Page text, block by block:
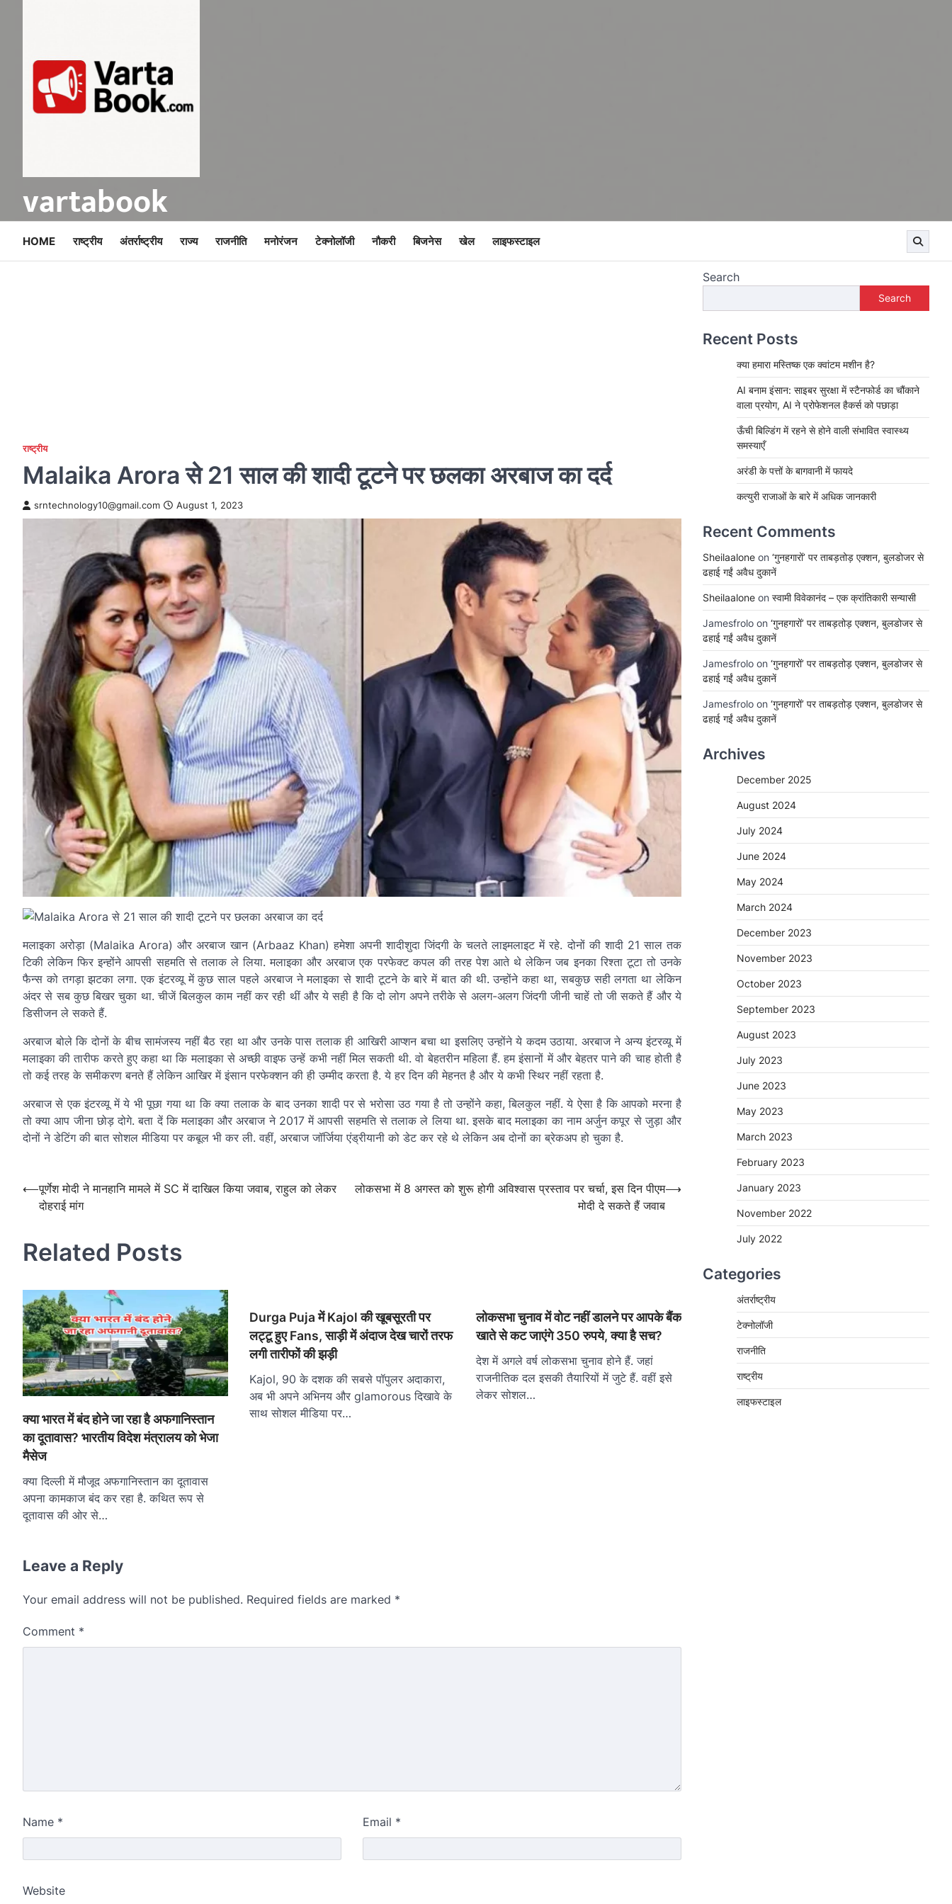
vartabook
HOME राष्ट्रीय अंतर्राष्ट्रीय राज्य राजनीति मनोरंजन टेक्नोलॉजी नौकरी बिजनेस खेल लाइफस्टाइल
राष्ट्रीय
Malaika Arora से 21 साल की शादी टूटने पर छलका अरबाज का दर्द
srntechnology10@gmail.com August 1, 2023
मलाइका अरोड़ा (Malaika Arora) और अरबाज खान (Arbaaz Khan) हमेशा अपनी शादीशुदा जिंदगी के चलते लाइमलाइट में रहे. दोनों की शादी 21 साल तक
टिकी लेकिन फिर इन्होंने आपसी सहमति से तलाक ले लिया. मलाइका और अरबाज एक परफेक्ट कपल की तरह पेश आते थे लेकिन जब इनका रिश्ता टूटा तो उनके
फैन्स को तगड़ा झटका लगा. एक इंटरव्यू में कुछ साल पहले अरबाज ने मलाइका से शादी टूटने के बारे में बात की थी. उन्होंने कहा था, सबकुछ सही लगता था लेकिन
अंदर से सब कुछ बिखर चुका था. चीजें बिलकुल काम नहीं कर रही थीं और ये सही है कि दो लोग अपने तरीके से अलग-अलग जिंदगी जीनी चाहें तो जी सकते हैं और ये
डिसीजन ले सकते हैं.
अरबाज बोले कि दोनों के बीच सामंजस्य नहीं बैठ रहा था और उनके पास तलाक ही आखिरी आप्शन बचा था इसलिए उन्होंने ये कदम उठाया. अरबाज ने अन्य इंटरव्यू में
मलाइका की तारीफ करते हुए कहा था कि मलाइका से अच्छी वाइफ उन्हें कभी नहीं मिल सकती थी. वो बेहतरीन महिला हैं. हम इंसानों में और बेहतर पाने की चाह होती है
तो कई तरह के समीकरण बनते हैं लेकिन आखिर में इंसान परफेक्शन की ही उम्मीद करता है. ये हर दिन की मेहनत है और ये कभी स्थिर नहीं रहता है.
अरबाज से एक इंटरव्यू में ये भी पूछा गया था कि क्या तलाक के बाद उनका शादी पर से भरोसा उठ गया है तो उन्होंने कहा, बिलकुल नहीं. ये ऐसा है कि आपको मरना है
तो क्या आप जीना छोड़ दोगे. बता दें कि मलाइका और अरबाज ने 2017 में आपसी सहमति से तलाक ले लिया था. इसके बाद मलाइका का नाम अर्जुन कपूर से जुड़ा और
दोनों ने डेटिंग की बात सोशल मीडिया पर कबूल भी कर ली. वहीं, अरबाज जॉर्जिया एंड्रीयानी को डेट कर रहे थे लेकिन अब दोनों का ब्रेकअप हो चुका है.
navigation
Post
navigation
⟵पूर्णेश मोदी ने मानहानि मामले में SC में दाखिल किया जवाब, राहुल को लेकर
दोहराई मांग
लोकसभा में 8 अगस्त को शुरू होगी अविश्वास प्रस्ताव पर चर्चा, इस दिन पीएम
मोदी दे सकते हैं जवाब
⟶
Related Posts
क्या भारत में बंद होने जा रहा है अफगानिस्तान
का दूतावास? भारतीय विदेश मंत्रालय को भेजा
मैसेज
क्या दिल्ली में मौजूद अफगानिस्तान का दूतावास
अपना कामकाज बंद कर रहा है. कथित रूप से
दूतावास की ओर से…
Durga Puja में Kajol की खूबसूरती पर
लट्टू हुए Fans, साड़ी में अंदाज देख चारों तरफ
लगी तारीफों की झड़ी
Kajol, 90 के दशक की सबसे पॉपुलर अदाकारा,
अब भी अपने अभिनय और glamorous दिखावे के
साथ सोशल मीडिया पर…
लोकसभा चुनाव में वोट नहीं डालने पर आपके बैंक
खाते से कट जाएंगे 350 रुपये, क्या है सच?
देश में अगले वर्ष लोकसभा चुनाव होने हैं. जहां
राजनीतिक दल इसकी तैयारियों में जुटे हैं. वहीं इसे
लेकर सोशल…
Leave a Reply
Your email address will not be published. Required fields are marked *
Comment *
Name * Email *
Website
Search
Search
Recent Posts
क्या हमारा मस्तिष्क एक क्वांटम मशीन है?
AI बनाम इंसान: साइबर सुरक्षा में स्टैनफोर्ड का चौंकाने
वाला प्रयोग, AI ने प्रोफेशनल हैकर्स को पछाड़ा
ऊँची बिल्डिंग में रहने से होने वाली संभावित स्वास्थ्य
समस्याएँ
अरंडी के पत्तों के बागवानी में फायदे
कत्युरी राजाओं के बारे में अधिक जानकारी
Recent Comments
Sheilaalone on ‘गुनहगारों’ पर ताबड़तोड़ एक्शन, बुलडोजर से
ढहाई गईं अवैध दुकानें
Sheilaalone on स्वामी विवेकानंद – एक क्रांतिकारी सन्यासी
Jamesfrolo on ‘गुनहगारों’ पर ताबड़तोड़ एक्शन, बुलडोजर से
ढहाई गईं अवैध दुकानें
Jamesfrolo on ‘गुनहगारों’ पर ताबड़तोड़ एक्शन, बुलडोजर से
ढहाई गईं अवैध दुकानें
Jamesfrolo on ‘गुनहगारों’ पर ताबड़तोड़ एक्शन, बुलडोजर से
ढहाई गईं अवैध दुकानें
Archives
December 2025
August 2024
July 2024
June 2024
May 2024
March 2024
December 2023
November 2023
October 2023
September 2023
August 2023
July 2023
June 2023
May 2023
March 2023
February 2023
January 2023
November 2022
July 2022
Categories
अंतर्राष्ट्रीय
टेक्नोलॉजी
राजनीति
राष्ट्रीय
लाइफस्टाइल